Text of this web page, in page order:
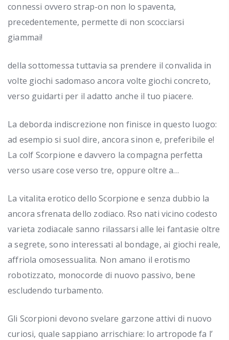
connessi ovvero strap-on non lo spaventa,
precedentemente, permette di non scocciarsi
giammai!
della sottomessa tuttavia sa prendere il convalida in
volte giochi sadomaso ancora volte giochi concreto,
verso guidarti per il adatto anche il tuo piacere.
La deborda indiscrezione non finisce in questo luogo:
ad esempio si suol dire, ancora sinon e, preferibile e!
La colf Scorpione e davvero la compagna perfetta
verso usare cose verso tre, oppure oltre a…
La vitalita erotico dello Scorpione e senza dubbio la
ancora sfrenata dello zodiaco. Rso nati vicino codesto
varieta zodiacale sanno rilassarsi alle lei fantasie oltre
a segrete, sono interessati al bondage, ai giochi reale,
affriola omosessualita. Non amano il erotismo
robotizzato, monocorde di nuovo passivo, bene
escludendo turbamento.
Gli Scorpioni devono svelare garzone attivi di nuovo
curiosi, quale sappiano arrischiare: lo artropode fa l’